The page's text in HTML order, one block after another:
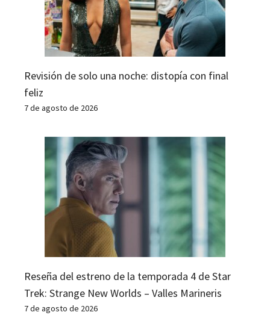
Revisión de solo una noche: distopía con final
feliz
7 de agosto de 2026
Reseña del estreno de la temporada 4 de Star
Trek: Strange New Worlds – Valles Marineris
7 de agosto de 2026